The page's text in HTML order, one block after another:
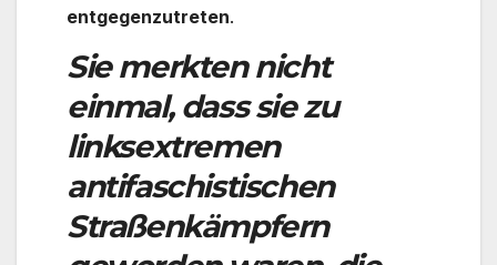
entgegenzutreten.
Sie merkten nicht
einmal, dass sie zu
linksextremen
antifaschistischen
Straßenkämpfern